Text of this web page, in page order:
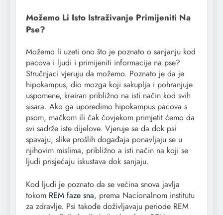
Možemo Li Isto Istraživanje Primijeniti Na
Pse?
Možemo li uzeti ono što je poznato o sanjanju kod
pacova i ljudi i primijeniti informacije na pse?
Stručnjaci vjeruju da možemo. Poznato je da je
hipokampus, dio mozga koji sakuplja i pohranjuje
uspomene, kreiran približno na isti način kod svih
sisara. Ako ga uporedimo hipokampus pacova s
psom, mačkom ili čak čovjekom primjetit ćemo da
svi sadrže iste dijelove. Vjeruje se da dok psi
spavaju, slike prošlih događaja ponavljaju se u
njihovim mislima, približno a isti način na koji se
ljudi prisjećaju iskustava dok sanjaju.
Kod ljudi je poznato da se većina snova javlja
tokom REM faze sna, prema Nacionalnom institutu
za zdravlje. Psi takođe doživljavaju periode REM